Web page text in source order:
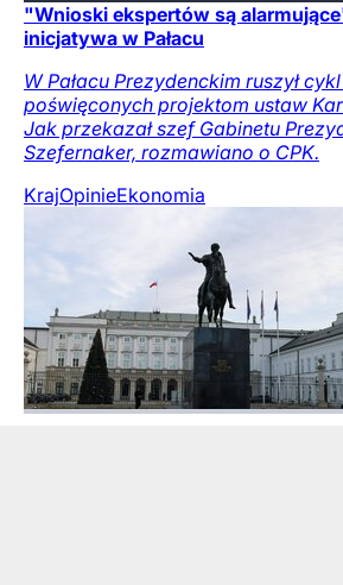
"Wnioski ekspertów są
inicjatywa w Pałacu
W Pałacu Prezydenckim ruszył
poświęconych projektom ustaw
Jak przekazał szef Gabinetu
Szefernaker, rozmawiano o CPK.
KrajOpinieEkonomia